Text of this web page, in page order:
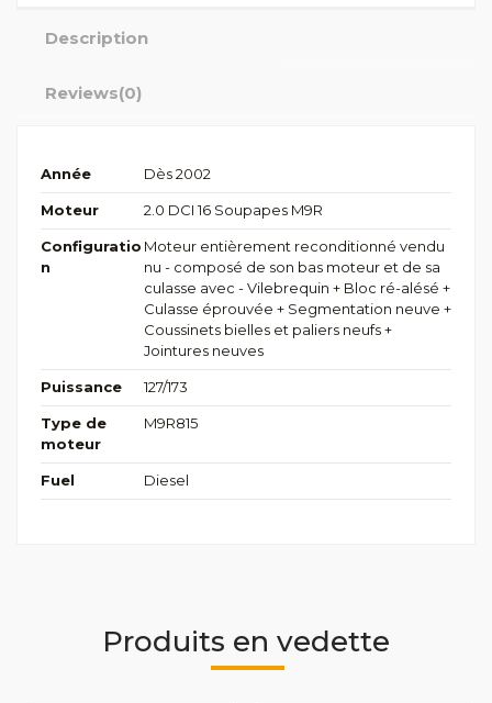
Description
Reviews(0)
Année Dès 2002
Moteur 2.0 DCI 16 Soupapes M9R
Configuratio
n
Moteur entièrement reconditionné vendu
nu - composé de son bas moteur et de sa
culasse avec - Vilebrequin + Bloc ré-alésé +
Culasse éprouvée + Segmentation neuve +
Coussinets bielles et paliers neufs +
Jointures neuves
Puissance 127/173
Type de
moteur
M9R815
Fuel Diesel
Produits en vedette